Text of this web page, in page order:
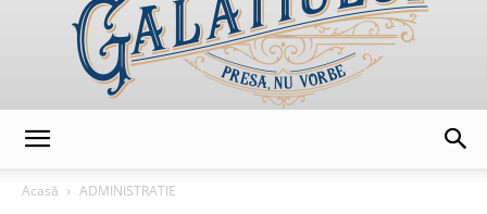
Acasă
ADMINISTRATIE